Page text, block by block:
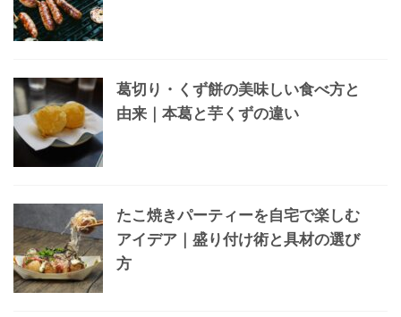
葛切り・くず餅の美味しい食べ方と
由来｜本葛と芋くずの違い
たこ焼きパーティーを自宅で楽しむ
アイデア｜盛り付け術と具材の選び
方